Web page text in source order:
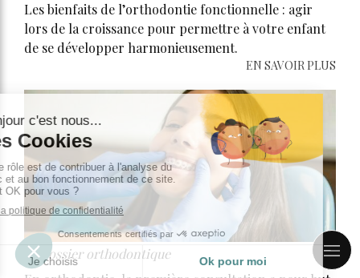
Les bienfaits de l’orthodontie fonctionnelle : agir
lors de la croissance pour permettre à votre enfant
de se développer harmonieusement.
EN SAVOIR PLUS
Le dossier orthodontique